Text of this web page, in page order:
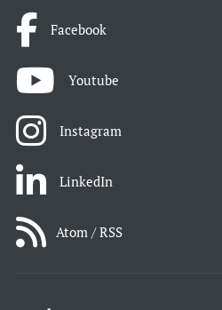
Facebook
Youtube
Instagram
LinkedIn
Atom / RSS